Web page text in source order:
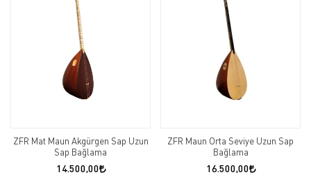
ZFR Mat Maun Akgürgen Sap Uzun
Sap Bağlama
14.500,00
ZFR Maun Orta Seviye Uzun Sap
Bağlama
16.500,00